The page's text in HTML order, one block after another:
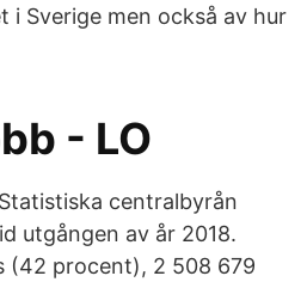
i Sverige men också av hur
- LO
centralbyrån
utgången av år 2018.
(42 procent), 2 508 679